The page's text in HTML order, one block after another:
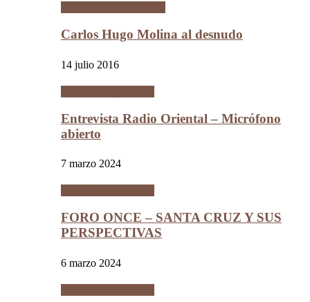
Carlos Hugo Molina al desnudo
14 julio 2016
Entrevista Radio Oriental – Micrófono
abierto
7 marzo 2024
FORO ONCE – SANTA CRUZ Y SUS
PERSPECTIVAS
6 marzo 2024